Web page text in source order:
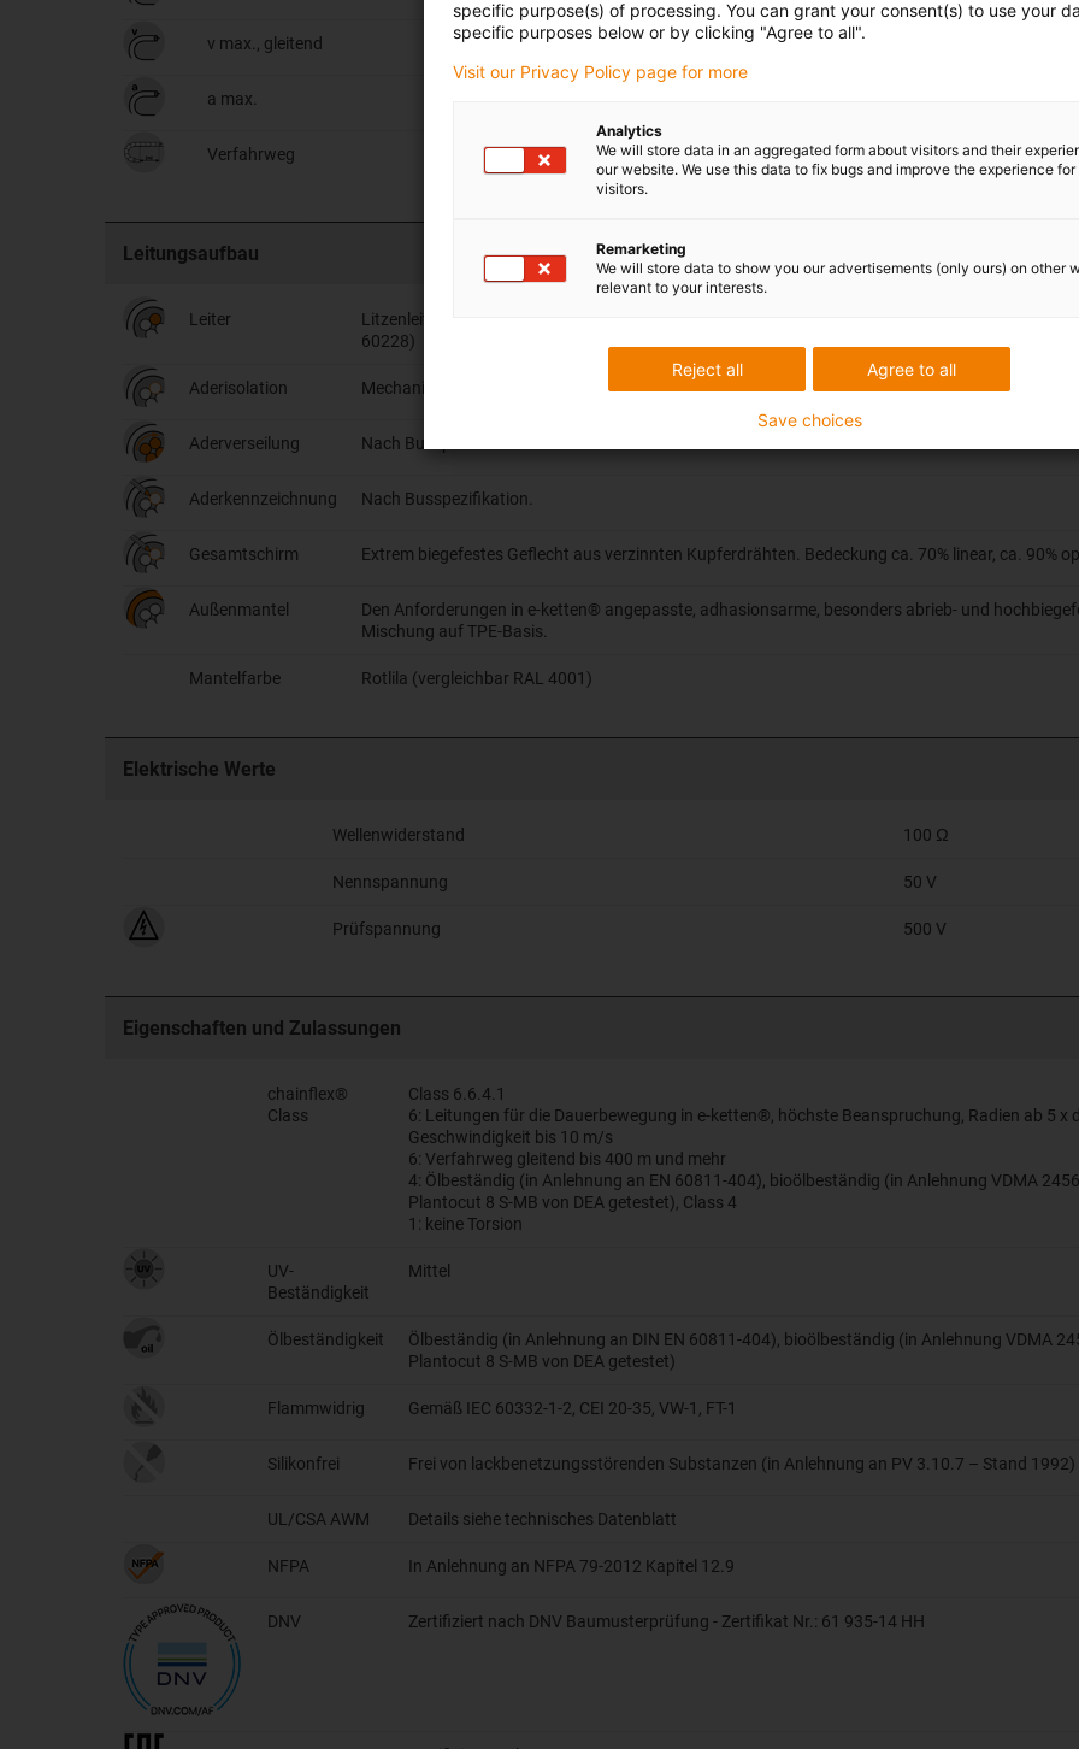
v max., gleitend 6 m/s
a max.
Verfahrweg Verfahrweg gleitend bis 400 m und mehr
Leitungsaufbau
Leiter
Litzenleiter in besonders biegefester Ausführung aus blanken Kupferdrähten (in Anlehnung an
60228)
Aderisolation Mechanisch hochwertige TPE-Mischung (Entsprechend der Busspezifikation)
Aderverseilung Nach Busspezifikation
Aderkennzeichnung Nach Busspezifikation.
Gesamtschirm Extrem biegefestes Geflecht aus verzinnten Kupferdrähten. Bedeckung ca. 70% linear, ca. 90%
Außenmantel
Den Anforderungen in e-ketten® angepasste, adhasionsarme, besonders abrieb- und
Mischung auf TPE-Basis.
Mantelfarbe Rotlila (vergleichbar RAL 4001)
Elektrische Werte
Wellenwiderstand 100 Ω
Nennspannung 50 V
Prüfspannung 500 V
Eigenschaften und Zulassungen
chainflex®
Class
Class 6.6.4.1
6: Leitungen für die Dauerbewegung in e-ketten®, höchste Beanspruchung, Radien ab 5 x d,
Geschwindigkeit bis 10 m/s
6: Verfahrweg gleitend bis 400 m und mehr
4: Ölbeständig (in Anlehnung an EN 60811-404), bioölbeständig (in Anlehnung VDMA
Plantocut 8 S-MB von DEA getestet), Class 4
1: keine Torsion
UV-
Beständigkeit
Mittel
Ölbeständigkeit
Ölbeständig (in Anlehnung an DIN EN 60811-404), bioölbeständig (in Anlehnung VDMA
Plantocut 8 S-MB von DEA getestet)
Flammwidrig Gemäß IEC 60332-1-2, CEI 20-35, VW-1, FT-1
Silikonfrei Frei von lackbenetzungsstörenden Substanzen (in Anlehnung an PV 3.10.7 – Stand 1992)
UL/CSA AWM Details siehe technisches Datenblatt
NFPA In Anlehnung an NFPA 79-2012 Kapitel 12.9
DNV Zertifiziert nach DNV Baumusterprüfung - Zertifikat Nr.: 61 935-14 HH
specific purpose(s) of processing. You can grant your consent(s) to use your
specific purposes below or by clicking "Agree to all".
Visit our Privacy Policy page for more
Analytics
We will store data in an aggregated form about visitors and their
our website. We use this data to fix bugs and improve the experience for
visitors.
Remarketing
We will store data to show you our advertisements (only ours) on other
relevant to your interests.
Agree to all
Reject all
Save choices